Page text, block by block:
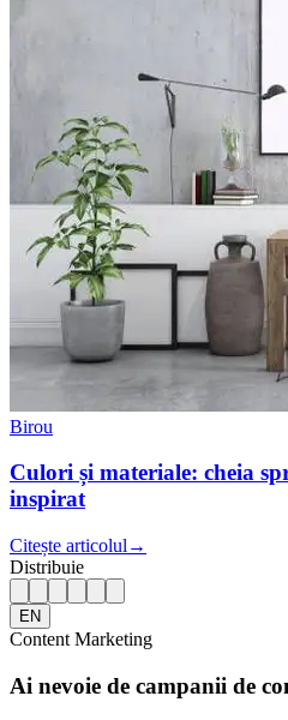
Birou
Culori și materiale: cheia
inspirat
Citește articolul →
Distribuie
EN
Content Marketing
Ai nevoie de campanii de